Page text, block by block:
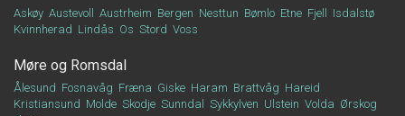
Askøy Austevoll Austrheim Bergen Nesttun Bømlo Etne Fjell
Isdalstø
Kvinnherad Lindås Os Stord Voss
Møre og Romsdal
Ålesund Fosnavåg Fræna Giske Haram Brattvåg Hareid
Kristiansund Molde Skodje Sunndal Sykkylven Ulstein Volda Ørskog